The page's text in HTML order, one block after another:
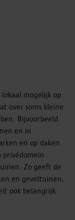
mogelijk op
over soms kleine
Bijvoorbeeld
en in
en op daken.
privédomein
Zo geeft de
en geveltuinen,
ook belangrijk